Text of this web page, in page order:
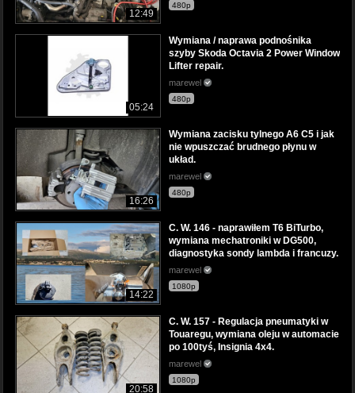
12:49
480p
05:24
Wymiana / naprawa podnośnika
szyby Skoda Octavia 2 Power Window
Lifter repair.
marewel
480p
16:26
Wymiana zacisku tylnego A6 C5 i jak
nie wpuszczać brudnego płynu w
układ.
marewel
480p
14:22
C. W. 146 - naprawiłem T6 BiTurbo,
wymiana mechatroniki w DG500,
diagnostyka sondy lambda i francuzy.
marewel
1080p
20:58
C. W. 157 - Regulacja pneumatyki w
Touaregu, wymiana oleju w automacie
po 100tyś, Insignia 4x4.
marewel
1080p